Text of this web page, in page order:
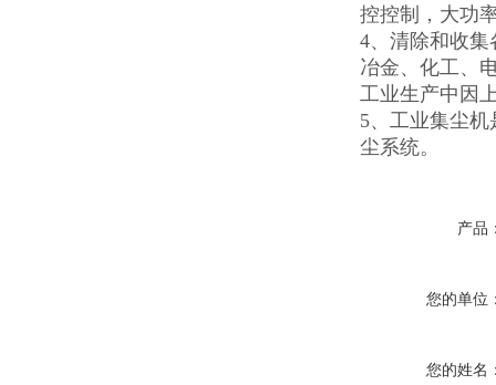
控控制，大功
4、清除和收
冶金、化工、
工业生产中因
5、工业集尘
尘系统。
产品
您的单位
您的姓名